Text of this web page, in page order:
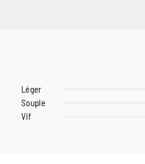
Léger
Souple
Vif